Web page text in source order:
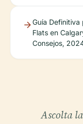
Guía Definitiva
Flats en
Consejos,
Ascolta